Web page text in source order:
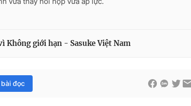
Không giới hạn - Sasuke Việt Nam
bài đọc